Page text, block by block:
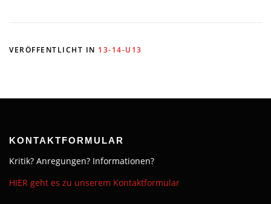
VERÖFFENTLICHT IN 13-14-U13
KONTAKTFORMULAR
Kritik? Anregungen? Informationen?
HIER geht es zu unserem Kontaktformular